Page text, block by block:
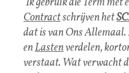
Contractschrijven het
dat is van Ons Allemaal.
enLastenverdelen,
verstaat. Wat verwacht